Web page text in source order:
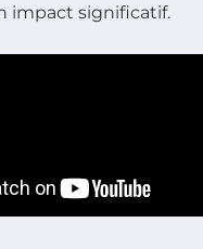
impact significatif.